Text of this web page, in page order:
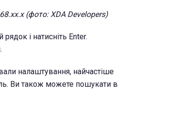
(фото:XDA Developers)
і натисніть Enter.
налаштування, найчастіше
Ви також можете пошукати в